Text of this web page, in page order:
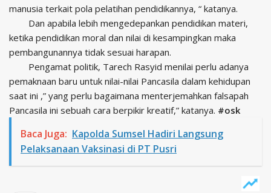
manusia terkait pola pelatihan pendidikannya, “ katanya.
Dan apabila lebih mengedepankan pendidikan materi,
ketika pendidikan moral dan nilai di kesampingkan maka
pembangunannya tidak sesuai harapan.
Pengamat politik, Tarech Rasyid menilai perlu adanya
pemaknaan baru untuk nilai-nilai Pancasila dalam kehidupan
saat ini ,” yang perlu bagaimana menterjemahkan falsapah
Pancasila ini sebuah cara berpikir kreatif,” katanya. #osk
Baca Juga: Kapolda Sumsel Hadiri Langsung
Pelaksanaan Vaksinasi di PT Pusri